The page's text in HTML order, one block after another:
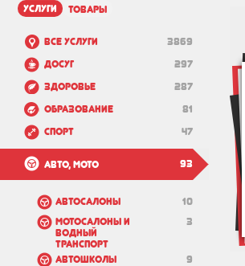
услуги товары
3869
Все услуги
297
Досуг
287
Здоровье
81
Образование
47
Спорт
93
Авто, мото
10
Автосалоны
3
Мотосалоны и
водный
транспорт
9
Автошколы